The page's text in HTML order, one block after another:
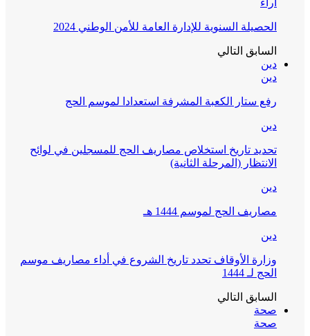
آراء
الحصيلة السنوية للإدارة العامة للأمن الوطني 2024
السابق التالي
دين
دين
رفع ستار الكعبة المشرفة استعدادا لموسم الحج
دين
تحديد تاريخ استخلاص مصاريف الحج للمسجلين في لوائح
الانتظار (المرحلة الثانية)
دين
مصاريف الحج لموسم 1444 هـ
دين
وزارة الأوقاف تحدد تاريخ الشروع في أداء مصاريف موسم
الحج لـ 1444
السابق التالي
صحة
صحة